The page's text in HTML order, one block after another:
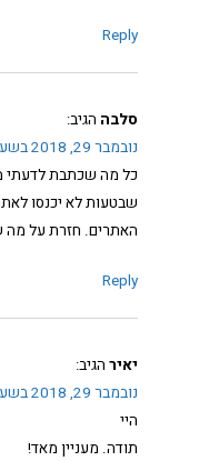
Reply
סלבה הגיב:
נובמבר 29, 2018 בשעה 7:56 am
כל מה שכתבת לדעתי
שבטעות לא יכנסו
האתרים. חזרת על מה
Reply
יאיר הגיב:
נובמבר 29, 2018 בשעה 9:27 am
היי
תודה. מעניין מאד!